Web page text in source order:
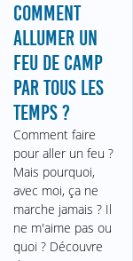
COMMENT
ALLUMER UN
FEU DE CAMP
PAR TOUS LES
TEMPS ?
Comment faire
pour aller un feu ?
Mais pourquoi,
avec moi, ça ne
marche jamais ? Il
ne m'aime pas ou
quoi ? Découvre